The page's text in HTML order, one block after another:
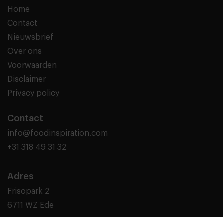
Home
Contact
Nieuwsbrief
Over ons
Voorwaarden
Disclaimer
Privacy policy
Contact
info@foodinspiration.com
+31 318 49 31 32
Adres
Frisopark 2
6711 WZ Ede